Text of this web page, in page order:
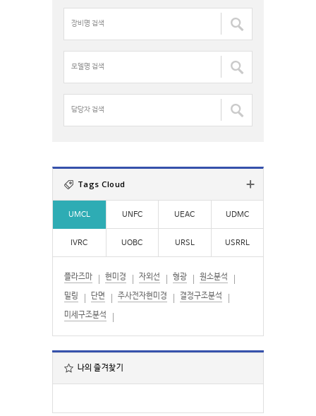
명
색
:
델
명
:자
:
Tags Cloud
UMCL UNFC UEAC UDMC
IVRC UOBC URSL USRRL
플라즈마 현미경 자외선 형광 원소분석
밀링 단면 주사전자현미경 결정구조분석
미세구조분석
나의 즐겨찾기